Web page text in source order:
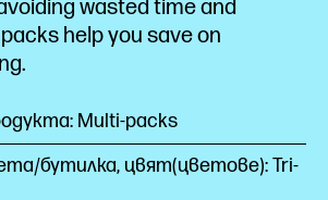
wasted time and
help you save on
Multi-packs
бутилка, цвят(цветове): Tri-